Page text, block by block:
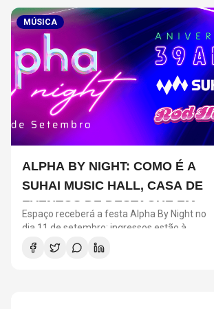
MÚSICA
ALPHA BY NIGHT: COMO É A
SUHAI MUSIC HALL, CASA DE
EVENTOS DE DESTAQUE EM
SÃO PAULO?
Espaço receberá a festa Alpha By Night no
dia 11 de setembro; ingressos estão à
venda no site da Ticketmaster Brasil